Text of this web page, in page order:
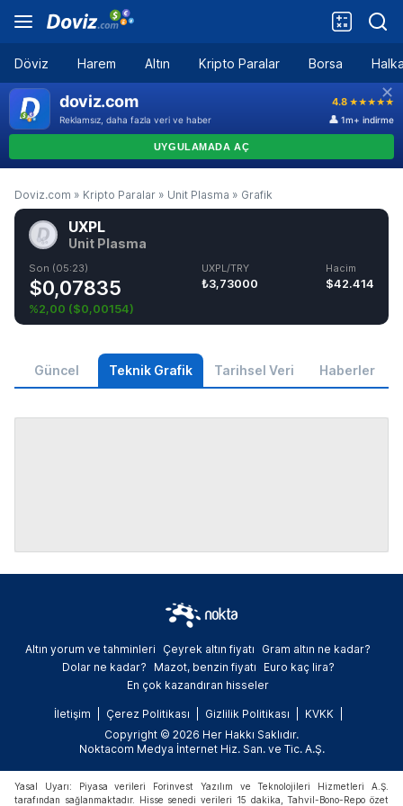
Döviz Harem Altın Kripto Paralar Borsa
Doviz.com » Kripto Paralar » Unit Plasma » Grafik
UXPL
Unit Plasma
Son (05:23)
$0,07835
%2,00 ($0,00154)
UXPL/TRY
₺3,73000
Hacim
$42.414
Güncel Teknik Grafik Tarihsel Veri Haberler
Altın yorum ve tahminleri Çeyrek altın fiyatı
Gram altın ne kadar?
Dolar ne kadar?
Mazot, benzin fiyatı
Euro kaç lira?
En çok kazandıran hisseler
İletişim Çerez Politikası Gizlilik Politikası
KVKK
Copyright © 2026 Her Hakkı Saklıdır.
Noktacom Medya İnternet Hiz. San. ve Tic. A.Ş.
Yasal Uyarı: Piyasa verileri Forinvest Yazılım ve Teknolojileri Hizmetleri A.Ş.
tarafından sağlanmaktadır. Hisse senedi verileri 15 dakika, Tahvil-Bono-Repo özet